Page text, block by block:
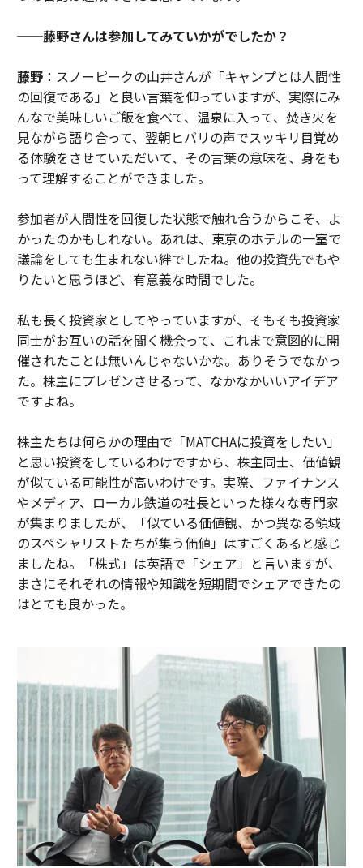
──藤野さんは参加してみていかがでしたか？
藤野：スノーピークの山井さんが「キャンプとは人間性
の回復である」と良い言葉を仰っていますが、実際にみ
んなで美味しいご飯を食べて、温泉に入って、焚き火を
見ながら語り合って、翌朝ヒバリの声でスッキリ目覚め
る体験をさせていただいて、その言葉の意味を、身をも
って理解することができました。
参加者が人間性を回復した状態で触れ合うからこそ、よ
かったのかもしれない。あれは、東京のホテルの一室で
議論をしても生まれない絆でしたね。他の投資先でもや
りたいと思うほど、有意義な時間でした。
私も長く投資家としてやっていますが、そもそも投資家
同士がお互いの話を聞く機会って、これまで意図的に開
催されたことは無いんじゃないかな。ありそうでなかっ
た。株主にプレゼンさせるって、なかなかいいアイデア
ですよね。
株主たちは何らかの理由で「MATCHAに投資をしたい」
と思い投資をしているわけですから、株主同士、価値観
が似ている可能性が高いわけです。実際、ファイナンス
やメディア、ローカル鉄道の社長といった様々な専門家
が集まりましたが、「似ている価値観、かつ異なる領域
のスペシャリストたちが集う価値」はすごくあると感じ
ましたね。「株式」は英語で「シェア」と言いますが、
まさにそれぞれの情報や知識を短期間でシェアできたの
はとても良かった。